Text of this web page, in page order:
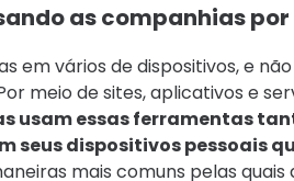
as companhias por
em vários de dispositivos, e
meio de sites, aplicativos e
usam essas ferramentas
seus dispositivos pessoais
mais comuns pelas quais